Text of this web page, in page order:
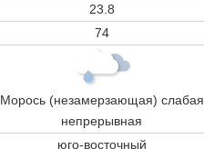
23.8
74
Морось (незамерзающая) слабая
непрерывная
юго-восточный